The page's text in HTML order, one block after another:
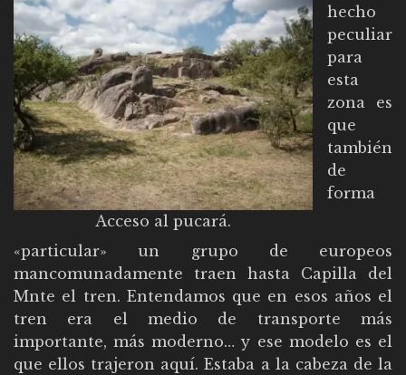
Acceso al pucará.
hecho
peculiar
para
esta
zona es
que
también
de
forma
«particular» un grupo de europeos
mancomunadamente traen hasta Capilla del
Mnte el tren. Entendamos que en esos años el
tren era el medio de transporte más
importante, más moderno… y ese modelo es el
que ellos trajeron aquí. Estaba a la cabeza de la